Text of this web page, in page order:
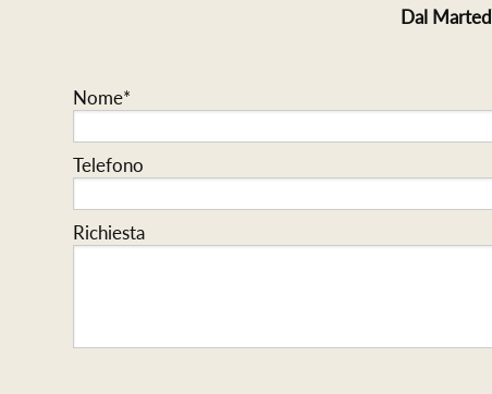
Dal
Nome*
Telefono
Richiesta